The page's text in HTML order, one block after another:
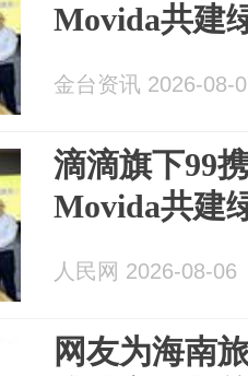
Movida共建
金台资讯 2026-08-
滴滴旗下99
Movida共建
人民网 2026-08-06
网友为海南